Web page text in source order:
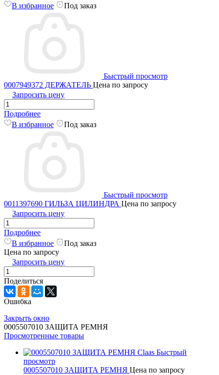
В избранное
Под заказ
Быстрый просмотр
0007949372 ДЕРЖАТЕЛЬ Цена по запросу
Запросить цену
Подробнее
В избранное
Под заказ
Быстрый просмотр
0011397690 ГИЛЬЗА ЦИЛИНДРА Цена по запросу
Запросить цену
Подробнее
В избранное
Под заказ
Цена по запросу
Запросить цену
Поделиться
Ошибка
Закрыть окно
0005507010 ЗАЩИТА РЕМНЯ
Просмотренные товары
Быстрый
просмотр
0005507010 ЗАЩИТА РЕМНЯ Цена по запросу